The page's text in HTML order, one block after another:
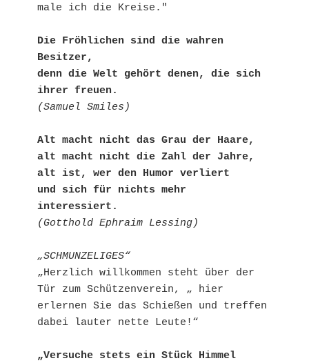
male ich die Kreise."
Die Fröhlichen sind die wahren
Besitzer,
denn die Welt gehört denen, die sich
ihrer freuen.
(Samuel Smiles)
Alt macht nicht das Grau der Haare,
alt macht nicht die Zahl der Jahre,
alt ist, wer den Humor verliert
und sich für nichts mehr
interessiert.
(Gotthold Ephraim Lessing)
„SCHMUNZELIGES“
„Herzlich willkommen steht über der
Tür zum Schützenverein, „ hier
erlernen Sie das Schießen und treffen
dabei lauter nette Leute!“
„Versuche stets ein Stück Himmel